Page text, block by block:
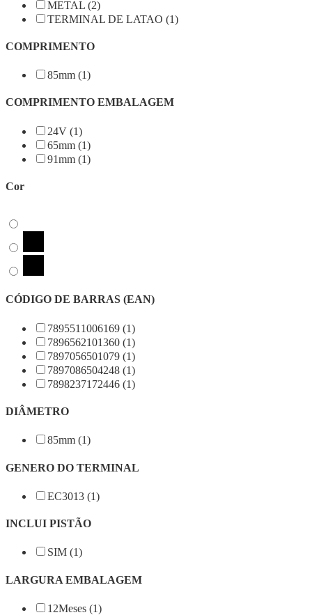
METAL (2)
TERMINAL DE LATAO (1)
COMPRIMENTO
85mm (1)
COMPRIMENTO EMBALAGEM
24V (1)
65mm (1)
91mm (1)
Cor
CÓDIGO DE BARRAS (EAN)
7895511006169 (1)
7896562101360 (1)
7897056501079 (1)
7897086504248 (1)
7898237172446 (1)
DIÂMETRO
85mm (1)
GENERO DO TERMINAL
EC3013 (1)
INCLUI PISTÃO
SIM (1)
LARGURA EMBALAGEM
12Meses (1)